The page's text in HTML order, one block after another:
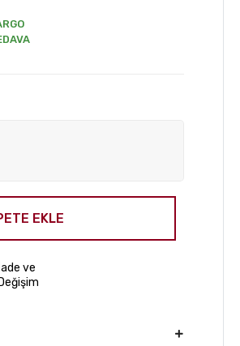
EKLE
ve
Değişim